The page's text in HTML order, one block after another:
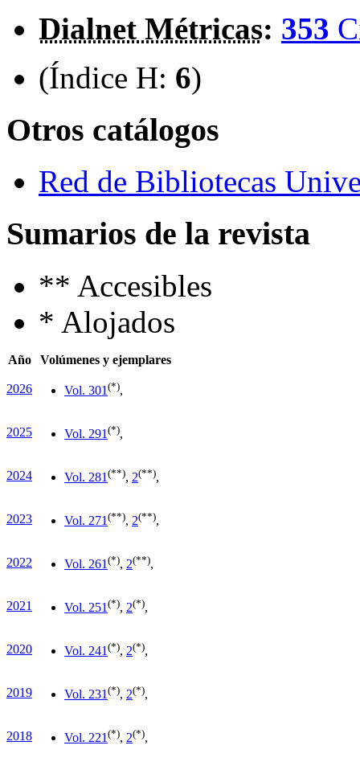
Dialnet Métricas: 353
(Índice H: 6)
Otros catálogos
Red de Bibliotecas
Sumarios de la revista
** Accesibles
* Alojados
Año Volúmenes y ejemplares
2026 Vol. 301 (*),
2025 Vol. 291 (*),
2024 Vol. 281 (**), 2(**),
2023 Vol. 271 (**), 2(**),
2022 Vol. 261 (*), 2(**),
2021 Vol. 251 (*), 2(*),
2020 Vol. 241 (*), 2(*),
2019 Vol. 231 (*), 2(*),
2018 Vol. 221 (*), 2(*),